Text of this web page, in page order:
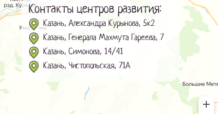
Контакты центров развития:
Казань, Александра Курынова, 5к2
Казань, Генерала Махмута Гареева, 7
Казань, Симонова, 14/41
Казань, Чистопольская, 71А